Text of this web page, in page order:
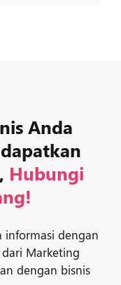
Anda
Hubungi
informasi dengan
Marketing
dengan bisnis